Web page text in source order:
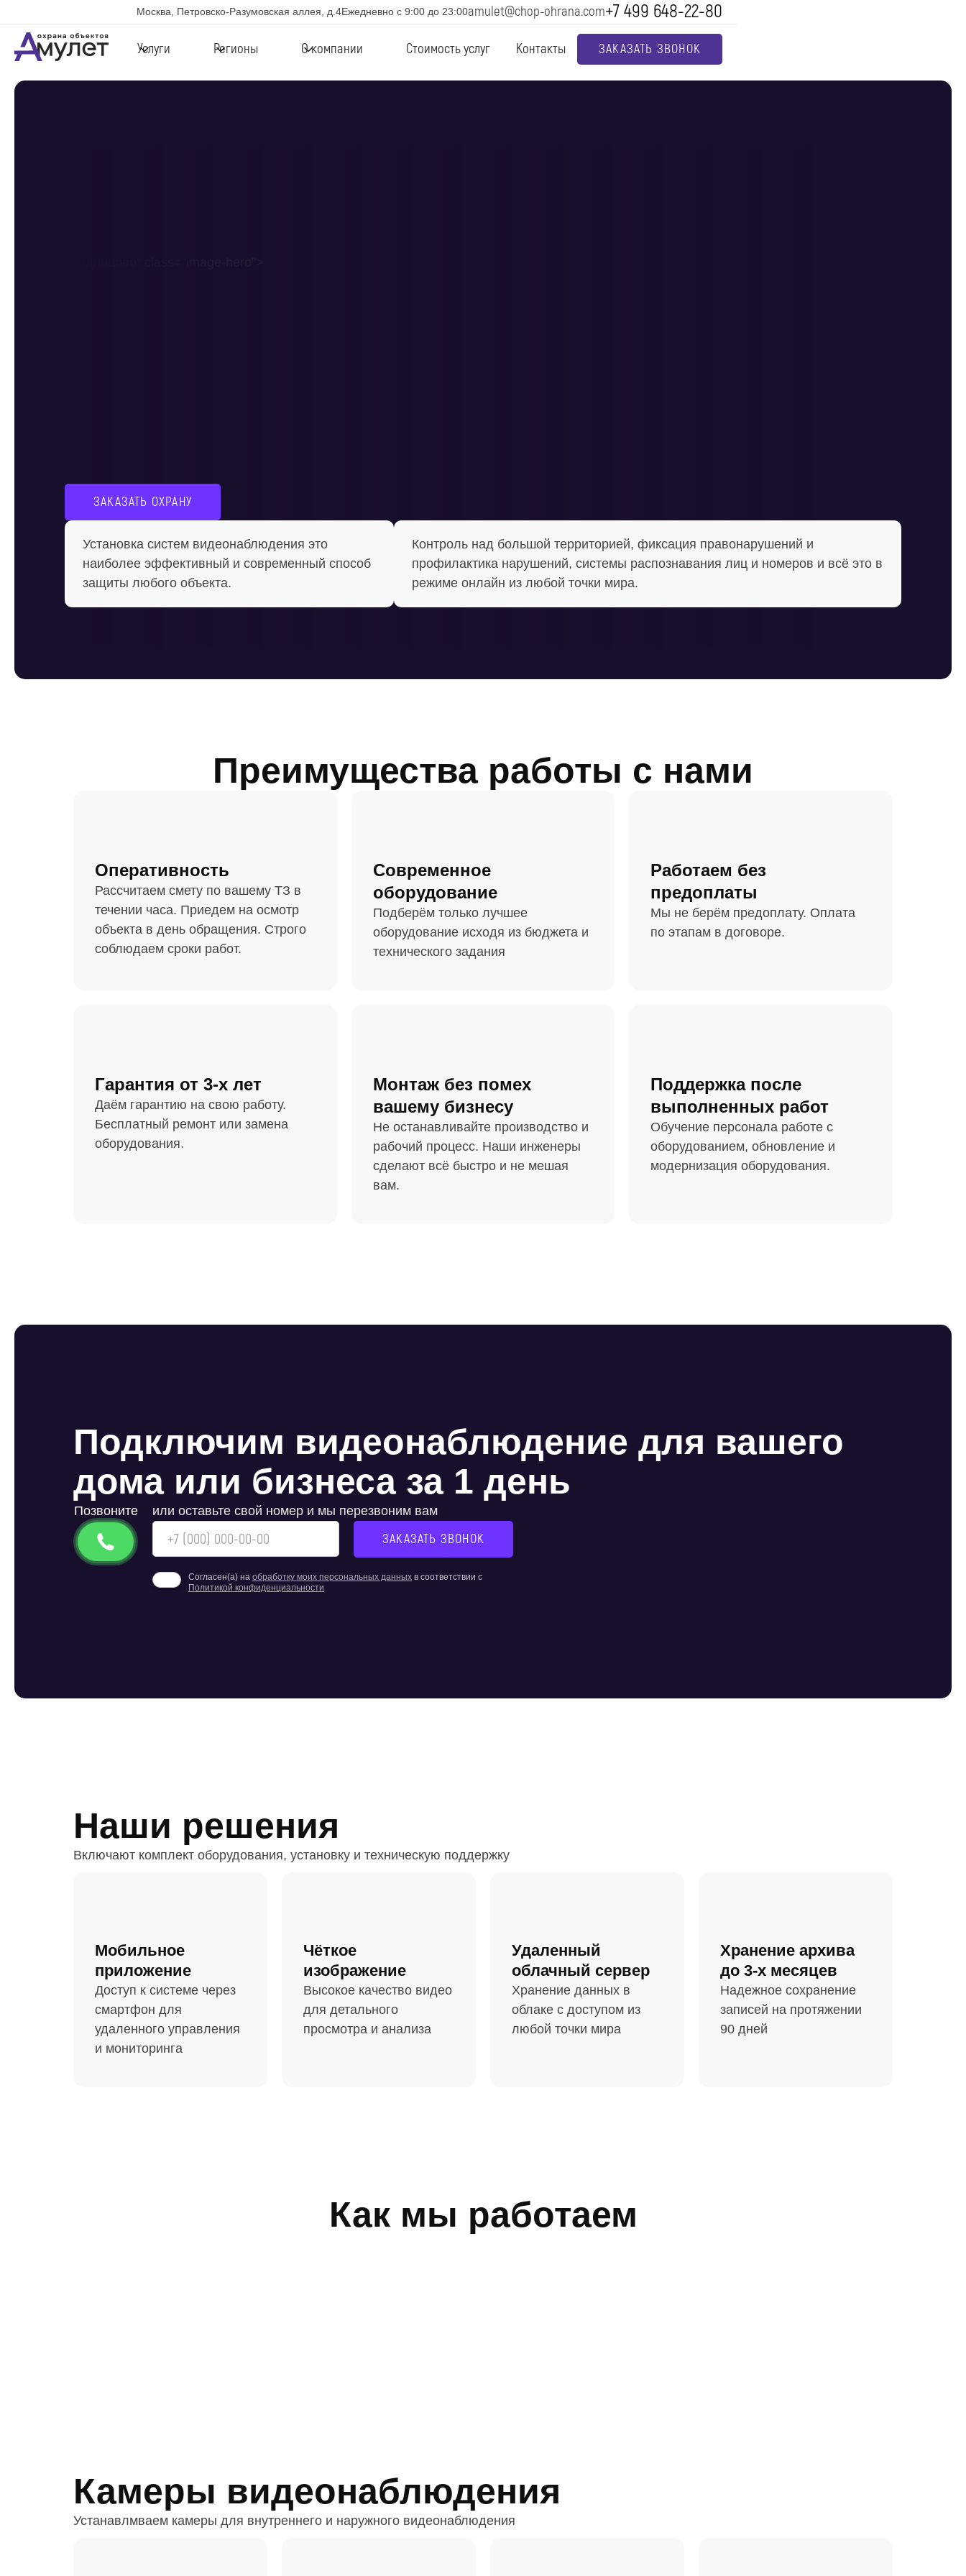
Москва, Петровско-Разумовская аллея, д.4Ежедневно с 9:00 до 23:00amulet@chop-ohrana.com+7 499 648-22-80
Услуги Регионы О компании Стоимость услуг Контакты ЗАКАЗАТЬ ЗВОНОК
ЗАКАЗАТЬ ОХРАНУ
Установка систем видеонаблюдения это
наиболее эффективный и современный способ
защиты любого объекта.
Контроль над большой территорией, фиксация правонарушений и
профилактика нарушений, системы распознавания лиц и номеров и всё это в
режиме онлайн из любой точки мира.
Преимущества работы с нами
Оперативность
Рассчитаем смету по вашему ТЗ в
течении часа. Приедем на осмотр
объекта в день обращения. Строго
соблюдаем сроки работ.
Современное
оборудование
Подберём только лучшее
оборудование исходя из бюджета и
технического задания
Работаем без
предоплаты
Мы не берём предоплату. Оплата
по этапам в договоре.
Гарантия от 3-х лет
Даём гарантию на свою работу.
Бесплатный ремонт или замена
оборудования.
Монтаж без помех
вашему бизнесу
Не останавливайте производство и
рабочий процесс. Наши инженеры
сделают всё быстро и не мешая
вам.
Поддержка после
выполненных работ
Обучение персонала работе с
оборудованием, обновление и
модернизация оборудования.
Подключим видеонаблюдение для вашего
дома или бизнеса за 1 день
Позвоните или оставьте свой номер и мы перезвоним вам
Согласен(а) на обработку моих персональных данных в соответствии с
Политикой конфиденциальности
Наши решения
Включают комплект оборудования, установку и техническую поддержку
Мобильное
приложение
Доступ к системе через
смартфон для
удаленного управления
и мониторинга
Чёткое
изображение
Высокое качество видео
для детального
просмотра и анализа
Удаленный
облачный сервер
Хранение данных в
облаке с доступом из
любой точки мира
Хранение архива
до 3-х месяцев
Надежное сохранение
записей на протяжении
90 дней
Как мы работаем
Камеры видеонаблюдения
Устанавлмваем камеры для внутреннего и наружного видеонаблюдения